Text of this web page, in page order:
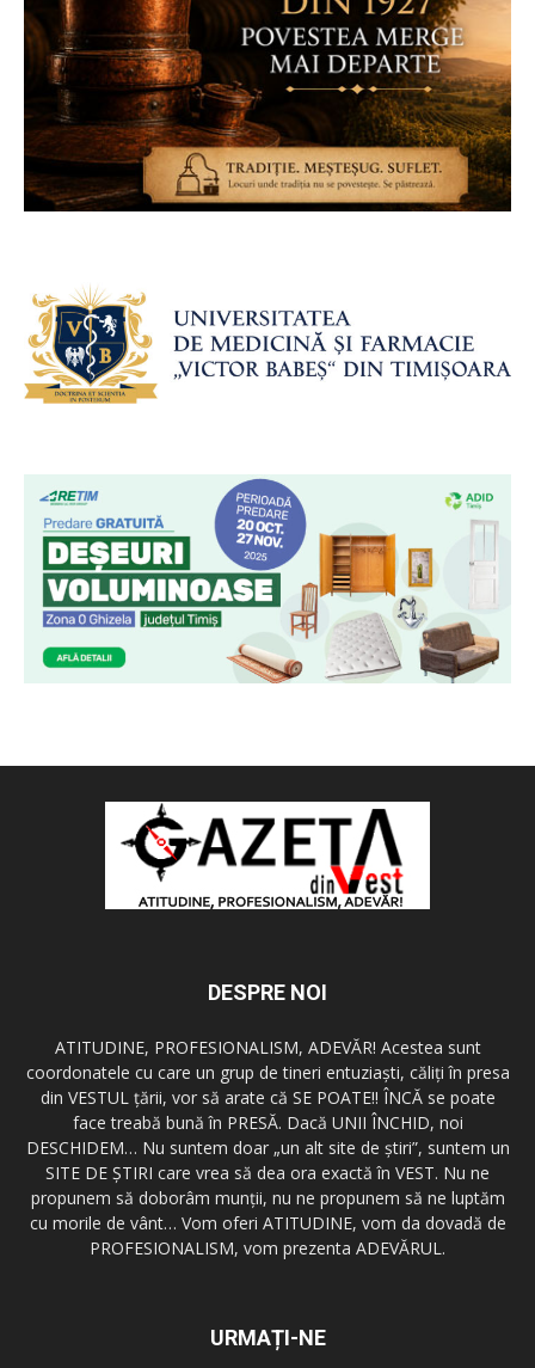
DESPRE NOI
ATITUDINE, PROFESIONALISM, ADEVĂR! Acestea sunt
coordonatele cu care un grup de tineri entuziaşti, căliţi în presa
din VESTUL ţării, vor să arate că SE POATE!! ÎNCĂ se poate
face treabă bună în PRESĂ. Dacă UNII ÎNCHID, noi
DESCHIDEM… Nu suntem doar „un alt site de ştiri”, suntem un
SITE DE ŞTIRI care vrea să dea ora exactă în VEST. Nu ne
propunem să doborâm munţii, nu ne propunem să ne luptăm
cu morile de vânt… Vom oferi ATITUDINE, vom da dovadă de
PROFESIONALISM, vom prezenta ADEVĂRUL.
URMAȚI-NE